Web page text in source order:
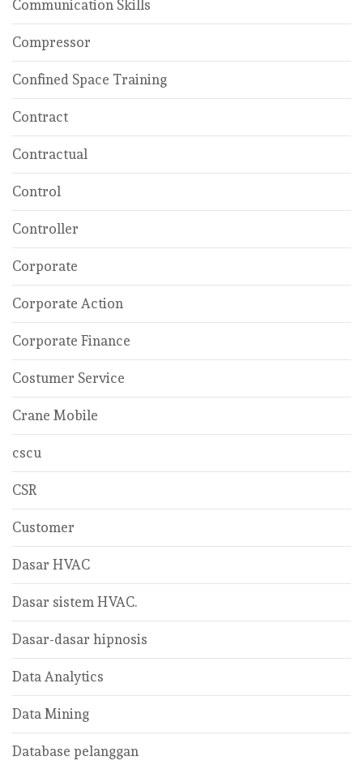
Communication Skills
Compressor
Confined Space Training
Contract
Contractual
Control
Controller
Corporate
Corporate Action
Corporate Finance
Costumer Service
Crane Mobile
cscu
CSR
Customer
Dasar HVAC
Dasar sistem HVAC.
Dasar-dasar hipnosis
Data Analytics
Data Mining
Database pelanggan